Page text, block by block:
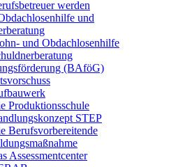
werden
und
und Obdachlosenhilfe
(BAföG)
Produktionsschule
STEP
Berufsvorbereitende
Assessmentcenter